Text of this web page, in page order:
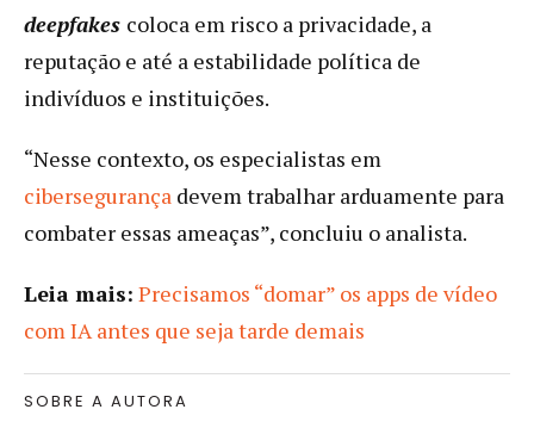
deepfakes coloca em risco a privacidade, a
reputação e até a estabilidade política de
indivíduos e instituições.
“Nesse contexto, os especialistas em
cibersegurança devem trabalhar arduamente para
combater essas ameaças”, concluiu o analista.
Leia mais: Precisamos “domar” os apps de vídeo
com IA antes que seja tarde demais
SOBRE A AUTORA